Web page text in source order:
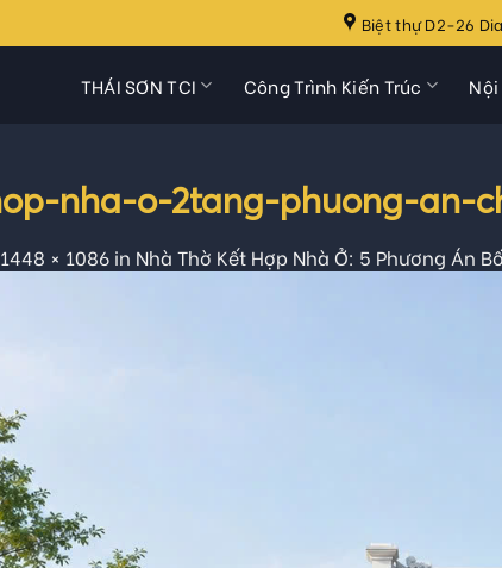
Biệt thự D2-26
THÁI SƠN TCI Công Trình Kiến Trúc
nha-o-2tang-phuong-an-
1448 × 1086 in Nhà Thờ Kết Hợp Nhà Ở: 5 Phương Án